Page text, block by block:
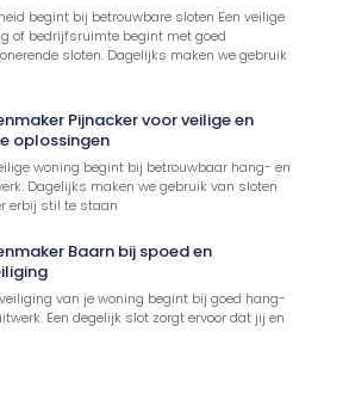
begint bij betrouwbare sloten Een veilige
of bedrijfsruimte begint met goed
sloten. Dagelijks maken we gebruik
Pijnacker voor veilige en
oplossingen
woning begint bij betrouwbaar hang- en
Dagelijks maken we gebruik van sloten
erbij stil te staan
Baarn bij spoed en
van je woning begint bij goed hang-
Een degelijk slot zorgt ervoor dat jij en